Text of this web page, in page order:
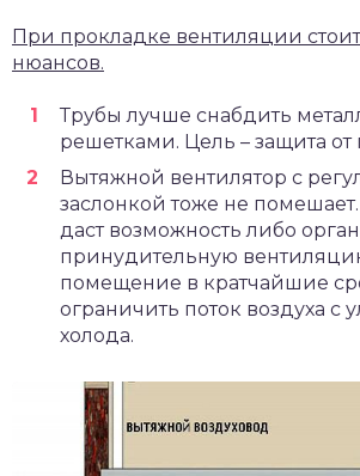
При прокладке вентиляции стоит
нюансов.
Трубы лучше снабдить
решетками. Цель – защита от
Вытяжной вентилятор с
заслонкой тоже не помешает.
даст возможность либо
принудительную
помещение в кратчайшие
ограничить поток воздуха с
холода.